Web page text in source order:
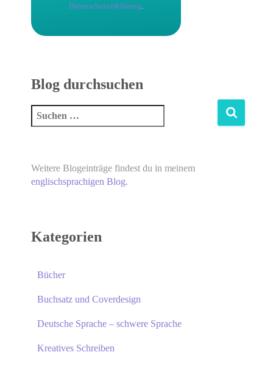
Datenschutzerklärung
Blog durchsuchen
Weitere Blogeinträge findest du in meinem
englischsprachigen Blog.
Kategorien
Bücher
Buchsatz und Coverdesign
Deutsche Sprache – schwere Sprache
Kreatives Schreiben